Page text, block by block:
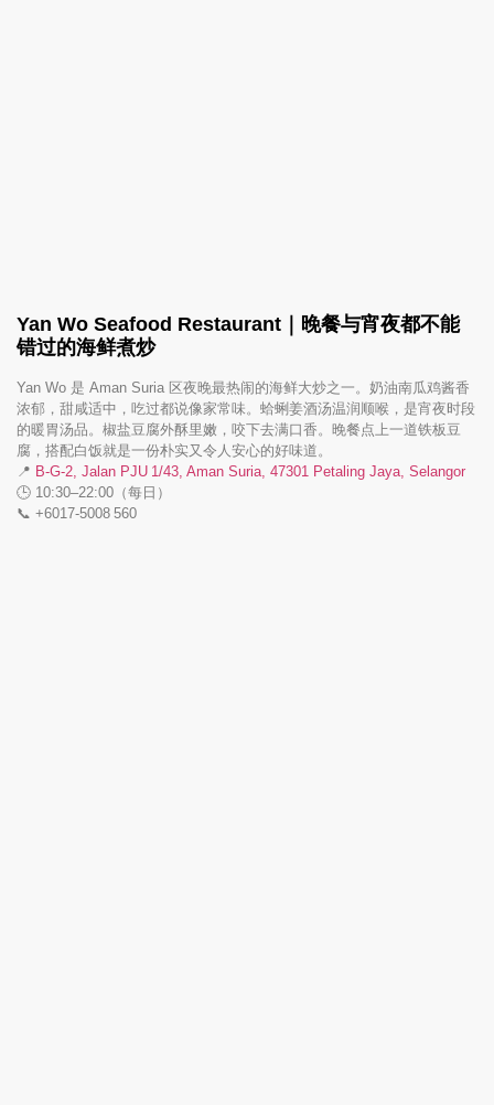
Yan Wo Seafood Restaurant｜晚餐与宵夜都不能
错过的海鲜煮炒
Yan Wo 是 Aman Suria 区夜晚最热闹的海鲜大炒之一。奶油南瓜鸡酱香
浓郁，甜咸适中，吃过都说像家常味。蛤蜊姜酒汤温润顺喉，是宵夜时段
的暖胃汤品。椒盐豆腐外酥里嫩，咬下去满口香。晚餐点上一道铁板豆
腐，搭配白饭就是一份朴实又令人安心的好味道。
📍 B‑G‑2, Jalan PJU 1/43, Aman Suria, 47301 Petaling Jaya, Selangor
🕒 10:30–22:00（每日）
📞 +6017‑5008 560